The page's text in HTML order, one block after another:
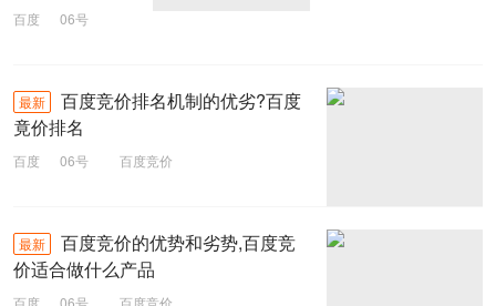
百度
06号
最新
百度竞价排名机制的优劣?百度
竟价排名
百度 06号 百度竞价
最新
百度竞价的优势和劣势,百度竞
价适合做什么产品